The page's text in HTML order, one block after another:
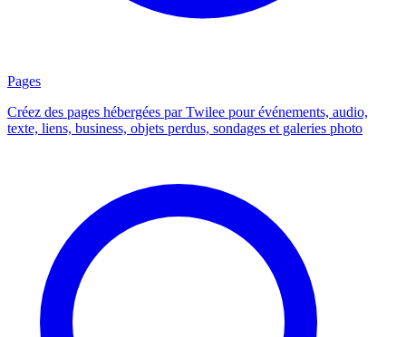
Pages
Créez des pages hébergées par Twilee pour événements, audio,
texte, liens, business, objets perdus, sondages et galeries photo